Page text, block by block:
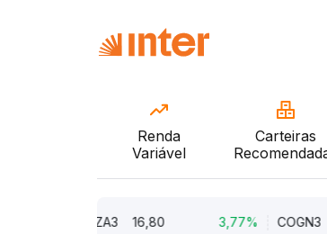
Renda
Variável
Carteiras
16,80 3,77% COGN3 2,22